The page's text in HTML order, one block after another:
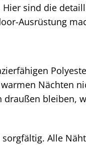
sind die
Ausrüstung
Nächten
bleiben,
Alle